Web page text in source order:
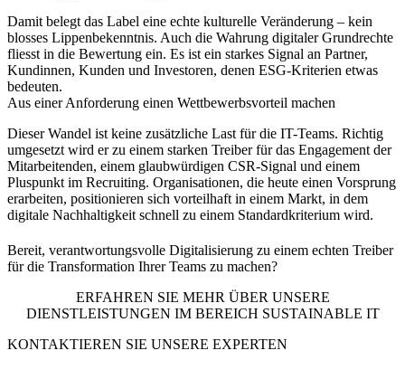
Damit belegt das Label eine echte kulturelle Veränderung – kein
blosses Lippenbekenntnis. Auch die Wahrung digitaler Grundrechte
fliesst in die Bewertung ein. Es ist ein starkes Signal an Partner,
Kundinnen, Kunden und Investoren, denen ESG-Kriterien etwas
bedeuten.
Aus einer Anforderung einen Wettbewerbsvorteil machen
Dieser Wandel ist keine zusätzliche Last für die IT-Teams. Richtig
umgesetzt wird er zu einem starken Treiber für das Engagement der
Mitarbeitenden, einem glaubwürdigen CSR-Signal und einem
Pluspunkt im Recruiting. Organisationen, die heute einen Vorsprung
erarbeiten, positionieren sich vorteilhaft in einem Markt, in dem
digitale Nachhaltigkeit schnell zu einem Standardkriterium wird.
Bereit, verantwortungsvolle Digitalisierung zu einem echten Treiber
für die Transformation Ihrer Teams zu machen?
ERFAHREN SIE MEHR ÜBER UNSERE
DIENSTLEISTUNGEN IM BEREICH SUSTAINABLE IT
KONTAKTIEREN SIE UNSERE EXPERTEN